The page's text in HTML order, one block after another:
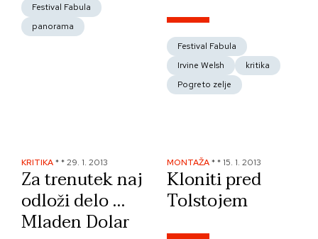
Festival Fabula
panorama
Festival Fabula
Irvine Welsh
kritika
Pogreto zelje
KRITIKA**29. 1. 2013
Za trenutek naj
odloži delo …
Mladen Dolar
MONTAŽA** 15. 1. 2013
Kloniti pred
Tolstojem